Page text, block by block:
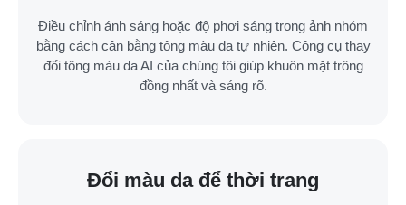
Điều chỉnh ánh sáng hoặc độ phơi sáng trong ảnh nhóm
bằng cách cân bằng tông màu da tự nhiên. Công cụ thay
đổi tông màu da AI của chúng tôi giúp khuôn mặt trông
đồng nhất và sáng rõ.
Đổi màu da để thời trang